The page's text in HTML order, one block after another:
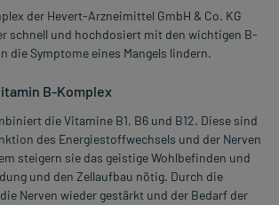
der Hevert-Arzneimittel GmbH & Co. KG
schnell und hochdosiert mit den wichtigen B-
die Symptome eines Mangels lindern.
B-Komplex
die Vitamine B1, B6 und B12. Diese sind
des Energiestoffwechsels und der Nerven
steigern sie das geistige Wohlbefinden und
und den Zellaufbau nötig. Durch die
Nerven wieder gestärkt und der Bedarf der